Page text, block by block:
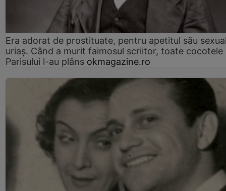
Era adorat de prostituate, pentru apetitul său
uriaș. Când a murit faimosul scriitor, toate cocotele
Parisului l-au plâns okmagazine.ro